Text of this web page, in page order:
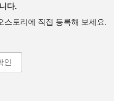
다.
스토리에 직접 등록해 보세요.
인